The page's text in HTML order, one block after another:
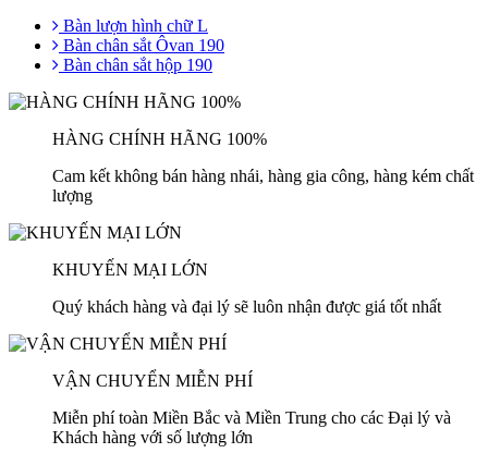
Bàn lượn hình chữ L
Bàn chân sắt Ôvan 190
Bàn chân sắt hộp 190
HÀNG CHÍNH HÃNG 100%
Cam kết không bán hàng nhái, hàng gia công, hàng kém chất
lượng
KHUYẾN MẠI LỚN
Quý khách hàng và đại lý sẽ luôn nhận được giá tốt nhất
VẬN CHUYỂN MIỄN PHÍ
Miễn phí toàn Miền Bắc và Miền Trung cho các Đại lý và
Khách hàng với số lượng lớn